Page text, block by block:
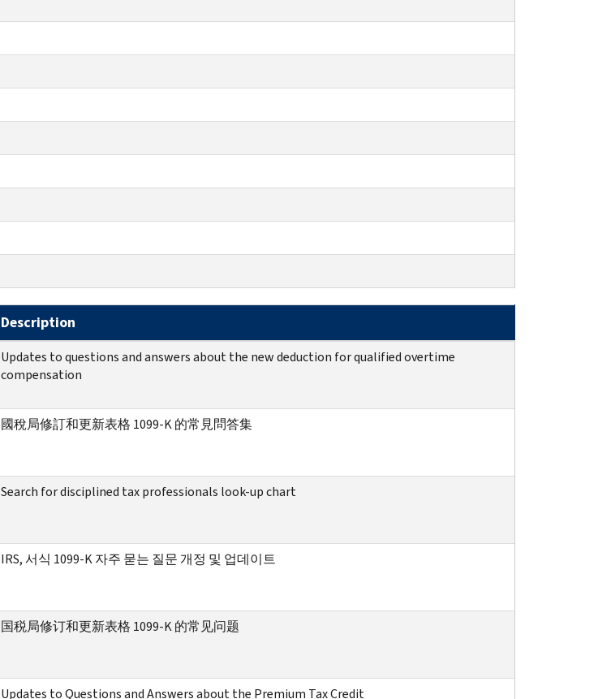
Description
Updates to questions and answers about the new deduction for qualified overtime
compensation
國稅局修訂和更新表格 1099-K 的常見問答集
Search for disciplined tax professionals look-up chart
IRS, 서식 1099-K 자주 묻는 질문 개정 및 업데이트
国税局修订和更新表格 1099-K 的常见问题
Updates to Questions and Answers about the Premium Tax Credit